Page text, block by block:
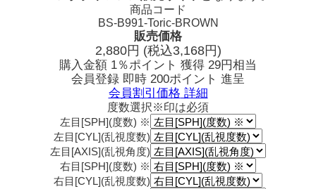
商品コード
BS-B991-Toric-BROWN
販売価格
2,880円 (税込3,168円)
購入金額 1％ポイント 獲得 29円相当
会員登録 即時 200ポイント 進呈
会員割引価格 詳細
度数選択※印は必須
左目[SPH](度数) ※
左目[CYL](乱視度数)
左目[AXIS](乱視角度)
右目[SPH](度数) ※
右目[CYL](乱視度数)